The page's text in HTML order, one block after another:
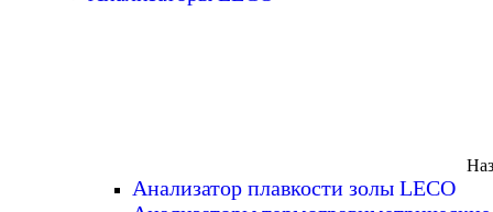
Анализатор плавкости золы LECO